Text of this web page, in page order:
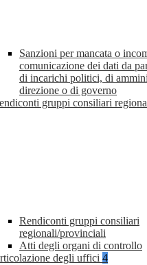
Sanzioni per mancata o
comunicazione dei dati da
di incarichi politici, di
direzione o di governo
gruppi consiliari
Rendiconti gruppi consiliari
regionali/provinciali
Atti degli organi di controllo
degli uffici 4